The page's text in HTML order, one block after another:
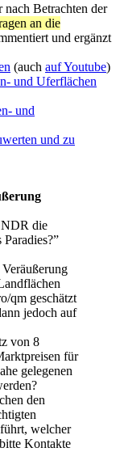
Betrachten der
an die
und ergänzt
(auch auf Youtube)
und Uferflächen
und
und zu
NDR die
qm geschätzt
jedoch auf
von 8
für
gelegenen
den
welcher
Kontakte